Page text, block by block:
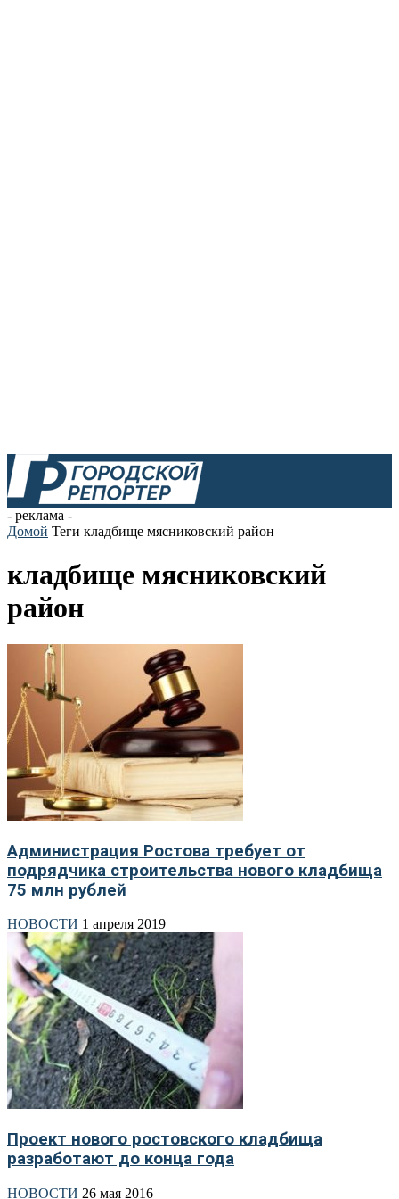
- реклама -
Домой Теги кладбище мясниковский район
кладбище мясниковский
район
Администрация Ростова требует от
подрядчика строительства нового кладбища
75 млн рублей
НОВОСТИ 1 апреля 2019
Проект нового ростовского кладбища
разработают до конца года
НОВОСТИ 26 мая 2016